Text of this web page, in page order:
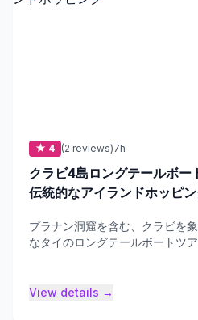
★ 4 (2 reviews)7h
クラビ4島ロングテールボー
伝統的なアイランドホッピ
プラナン洞窟を含む、クラビを
なタイのロングテールボートツア
View details →